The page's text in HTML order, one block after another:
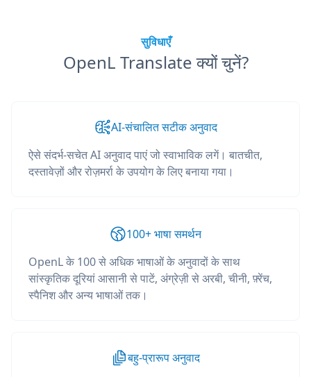
सुविधाएँ
OpenL Translate क्यों चुनें?
AI-संचालित सटीक अनुवाद
ऐसे संदर्भ-सचेत AI अनुवाद पाएं जो स्वाभाविक लगें। बातचीत,
दस्तावेज़ों और रोज़मर्रा के उपयोग के लिए बनाया गया।
100+ भाषा समर्थन
OpenL के 100 से अधिक भाषाओं के अनुवादों के साथ
सांस्कृतिक दूरियां आसानी से पाटें, अंग्रेज़ी से अरबी, चीनी, फ़्रेंच,
स्पैनिश और अन्य भाषाओं तक।
बहु-प्रारूप अनुवाद